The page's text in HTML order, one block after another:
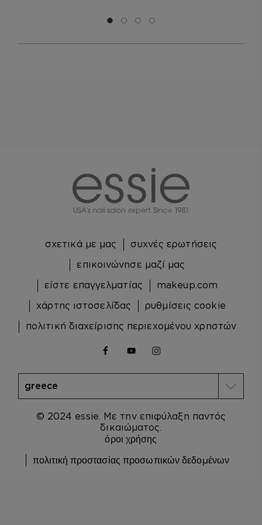
Μετάβαση σε διαφάνεια 0
Μετάβαση σε διαφάνεια 1
Μετάβαση σε διαφάνεια 2
Μετάβαση σε διαφάνεια 3
© 2024 essie. Με την επιφύλαξη παντός
δικαιώματος.
όροι χρήσης
πολιτική προστασίας προσωπικών δεδομένων
σχετικά με μας
συχνές ερωτήσεις
επικοινώνησε μαζί μας
είστε επαγγελματίας
makeup.com
χάρτης ιστοσελίδας
ρυθμίσεις cookie
πολιτική διαχείρισης περιεχομένου χρηστών
facebookyoutubeinstagram